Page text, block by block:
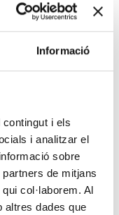
Informació
i els
i analitzar el
sobre
de mitjans
col·laborem. Al
altres dades que
–